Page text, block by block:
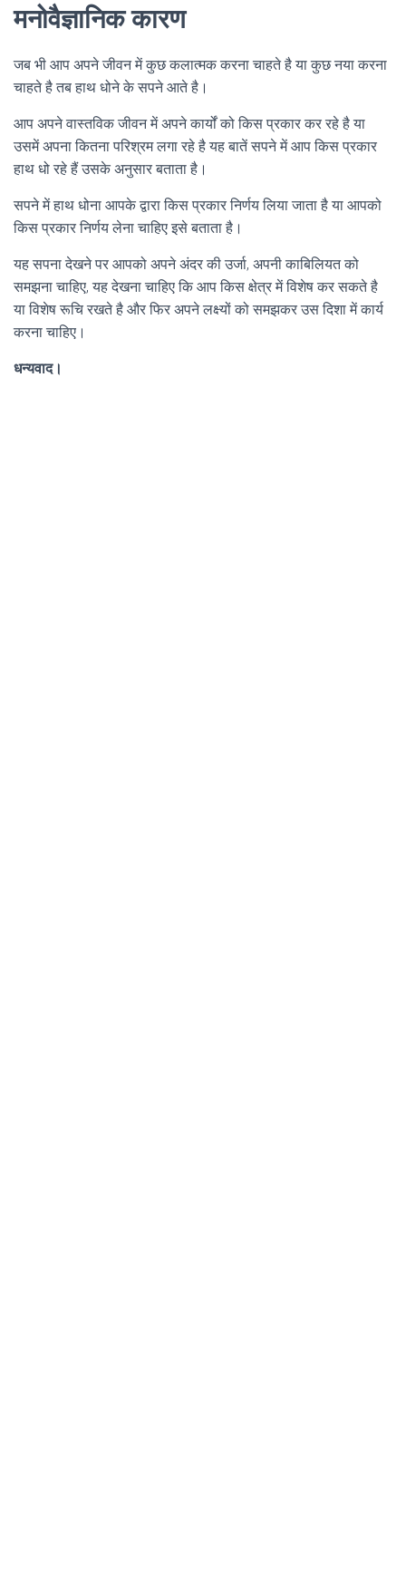
मनोवैज्ञानिक कारण
जब भी आप अपने जीवन में कुछ कलात्मक करना चाहते है या कुछ नया करना
चाहते है तब हाथ धोने के सपने आते है।
आप अपने वास्तविक जीवन में अपने कार्यों को किस प्रकार कर रहे है या
उसमें अपना कितना परिश्रम लगा रहे है यह बातें सपने में आप किस प्रकार
हाथ धो रहे हैं उसके अनुसार बताता है।
सपने में हाथ धोना आपके द्वारा किस प्रकार निर्णय लिया जाता है या आपको
किस प्रकार निर्णय लेना चाहिए इसे बताता है।
यह सपना देखने पर आपको अपने अंदर की उर्जा, अपनी काबिलियत को
समझना चाहिए, यह देखना चाहिए कि आप किस क्षेत्र में विशेष कर सकते है
या विशेष रूचि रखते है और फिर अपने लक्ष्यों को समझकर उस दिशा में कार्य
करना चाहिए।
धन्यवाद।